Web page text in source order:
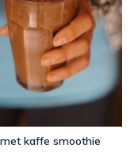
kaffe smoothie